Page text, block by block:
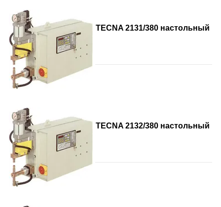
TECNA 2131/380 настольный
TECNA 2132/380 настольный